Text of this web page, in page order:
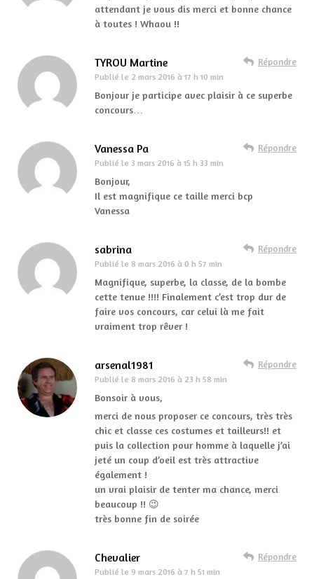
attendant je vous dis merci et bonne chance
à toutes ! Whaou !!
TYROU Martine
Publié le 2 mars 2016 à 17 h 10 min
Répondre
Bonjour je participe avec plaisir à ce superbe
concours…
Vanessa Pa
Publié le 3 mars 2016 à 15 h 33 min
Répondre
Bonjour,
Il est magnifique ce taille merci bcp
Vanessa
sabrina
Publié le 8 mars 2016 à 0 h 57 min
Répondre
Magnifique, superbe, la classe, de la bombe
cette tenue !!!! Finalement c’est trop dur de
faire vos concours, car celui là me fait
vraiment trop rêver !
arsenal1981
Publié le 8 mars 2016 à 23 h 58 min
Répondre
Bonsoir à vous,
merci de nous proposer ce concours, très très
chic et classe ces costumes et tailleurs!! et
puis la collection pour homme à laquelle j’ai
jeté un coup d’oeil est très attractive
également !
un vrai plaisir de tenter ma chance, merci
beaucoup !! 😉
très bonne fin de soirée
Chevalier
Publié le 9 mars 2016 à 7 h 51 min
Répondre